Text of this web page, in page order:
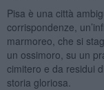
Pisa è una città
corrispondenze,
marmoreo, che si
un ossimoro, su un
cimitero e da residui
storia gloriosa.